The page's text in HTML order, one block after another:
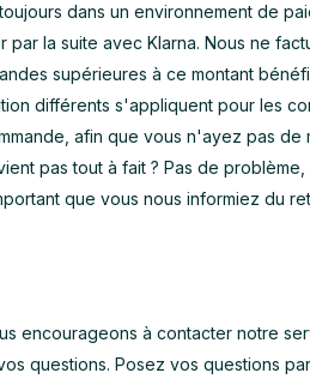
dans un environnement de
la suite avec Klarna. Nous ne
supérieures à ce montant
différents s'appliquent pour les
afin que vous n'ayez pas de
pas tout à fait ? Pas de problème,
que vous nous informiez du
encourageons à contacter notre
questions. Posez vos questions